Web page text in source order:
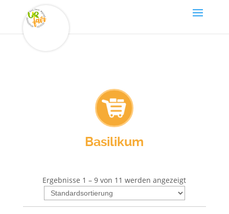
Basilikum
Ergebnisse 1 – 9 von 11 werden angezeigt